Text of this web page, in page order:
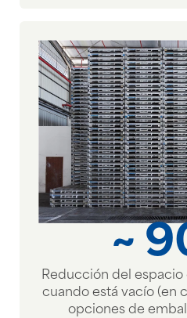
~
Reducción del
cuando está vacío (en
opciones de